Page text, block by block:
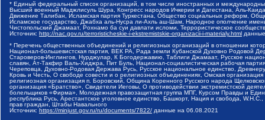
* Единый федеральный список организаций, в том числе иностранных и
Высший военный Маджлисуль Шура, Конгресс народов Ичкерии и Дагестана, Аль-
Движение Талибан, Исламская партия Туркестана, Общество социальных реформ,
Исламское государство, Джабха аль-Нусра ли-Ахль аш-Шам, Народное ополчение
Чистопольский Джамаат, Рохнамо ба суи давлати исломи, Террористическое
Источник: http://nac.gov.ru/terroristicheskie-i-ekstremistskie-organizacii-i-materialy.html
* Перечень общественных объединений и религиозных организаций в отношении
Национал-большевистская партия, ВЕК РА, Рада земли Кубанской Духовно Родовой
Староверов-Инглингов, Нурджулар, К Богодержавию, Таблиги Джамаат, Русское
славян, Ат-Такфир Валь-Хиджра, Пит Буль, Национал-социалистическая рабочая
Череповца, Духовно-Родовая Держава Русь, Русское национальное единство,
Кровь и Честь, О свободе совести и о религиозных объединениях, Омская
религиозная организация п. Боровский, Община Коренного Русского народа
организация «Братство», Свидетели Иеговы, О противодействии экстремистской
болельщиков «Фирма», Молодежная правозащитная группа МПГ, Курсом Правды и
республика Русь, Арестантское уголовное единство, Башкорт, Нация и свобода,
прав граждан, Штабы Навального
Источник: https://minjust.gov.ru/ru/documents/7822/ данные на 06.08.2021